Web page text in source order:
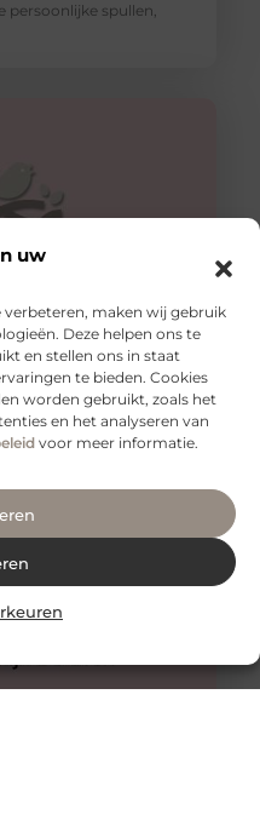
uw
maken wij gebruik
Deze helpen ons te
en stellen ons in staat
te bieden. Cookies
worden gebruikt, zoals het
en het analyseren van
voor meer informatie.
persoonlijke spullen,
onmisbaar
met een aanhanger,
je lading veilig en stevig